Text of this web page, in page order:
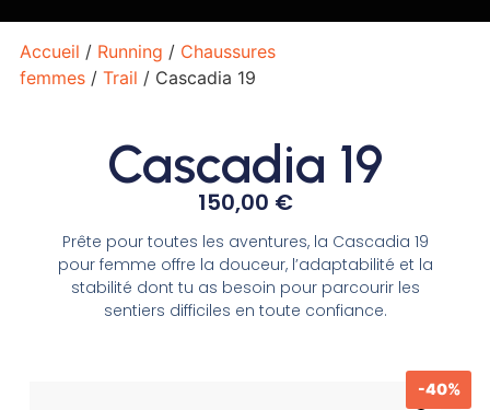
Accueil / Running / Chaussures
femmes/ Trail / Cascadia 19
Cascadia 19
150,00 €
Prête pour toutes les aventures, la Cascadia 19
pour femme offre la douceur, l’adaptabilité et la
stabilité dont tu as besoin pour parcourir les
sentiers difficiles en toute confiance.
-40%